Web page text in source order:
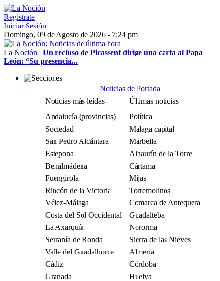
Regístrate
Iniciar Sesión
Domingo, 09 de Agosto de 2026 - 7:24 pm
La Noción | Un recluso de Picassent dirige una carta al Papa
León: “Su presencia...
Noticias de Portada
Noticias más leídas
Últimas noticias
Andalucía (provincias)
Política
Sociedad
Málaga capital
San Pedro Alcántara
Marbella
Estepona
Alhaurín de la Torre
Benalmádena
Cártama
Fuengirola
Mijas
Rincón de la Victoria
Torremolinos
Vélez-Málaga
Comarca de Antequera
Costa del Sol Occidental
Guadalteba
La Axarquía
Nororma
Serranía de Ronda
Sierra de las Nieves
Valle del Guadalhorce
Almería
Cádiz
Córdoba
Granada
Huelva